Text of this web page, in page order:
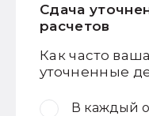
Сдача
расчетов
Как часто
уточненные
В каждый